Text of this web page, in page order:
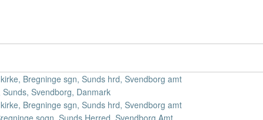
Bregninge sgn, Sunds hrd, Svendborg amt
Sunds, Svendborg, Danmark
Bregninge sgn, Sunds hrd, Svendborg amt